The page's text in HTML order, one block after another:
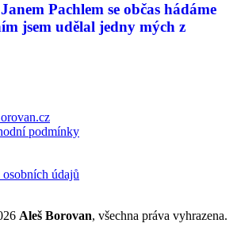
Pachlem se občas hádáme
jsem udělal jedny mých z
podmínky
údajů
Aleš Borovan, všechna práva vyhrazena.